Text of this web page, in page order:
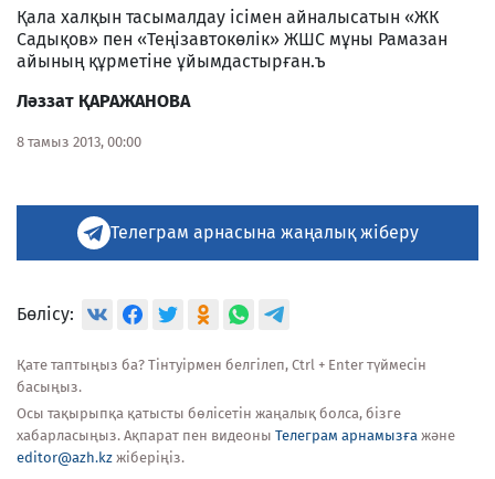
Қала халқын тасымалдау ісімен айналысатын «ЖК
Садықов» пен «Теңізавтокөлік» ЖШС мұны Рамазан
айының құрметіне ұйымдастырған.ъ
Ләззат ҚАРАЖАНОВА
8 тамыз 2013, 00:00
Телеграм арнасына жаңалық жіберу
Бөлісу:
Қате таптыңыз ба? Тінтуірмен белгілеп, Ctrl + Enter түймесін
басыңыз.
Осы тақырыпқа қатысты бөлісетін жаңалық болса, бізге
хабарласыңыз. Ақпарат пен видеоны Телеграм арнамызға және
editor@azh.kz жіберіңіз.